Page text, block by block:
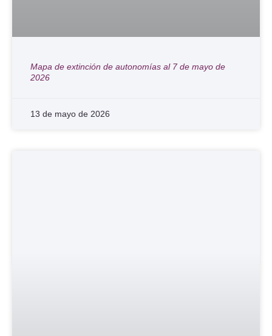
Mapa de extinción de autonomías al 7 de mayo de
2026
13 de mayo de 2026